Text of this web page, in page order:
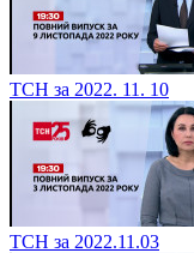
ТСН за 2022. 11. 10
ТСН за 2022.11.03